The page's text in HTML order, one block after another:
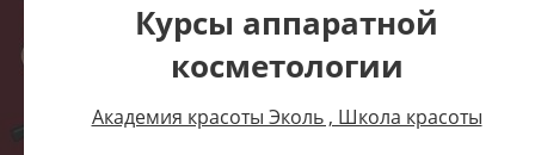
Курсы аппаратной
косметологии
Академия красоты Эколь , Школа красоты